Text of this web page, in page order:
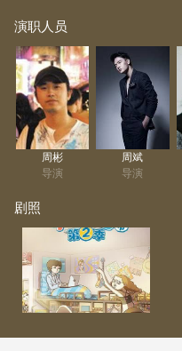
某天又有一只猫从天而降，
舍养着，至此，709A全员到
演职人员
周彬
导演
周斌
导演
剧照